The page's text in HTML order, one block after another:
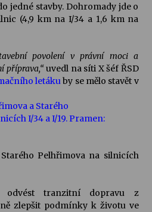
ve Stromovce: Rufus Miller
kousek za Humpolec. V Želivě ožije
jedné stavby. Dohromady jde o
(4,9 km na I/34 a 1,6 km na
povolení v právní moci a
příprava,“uvedl na síti X šéf ŘSD
letákuby se mělo stavět v
Pelhřimova na silnicích
odvést tranzitní dopravu z
zlepšit podmínky k životu ve